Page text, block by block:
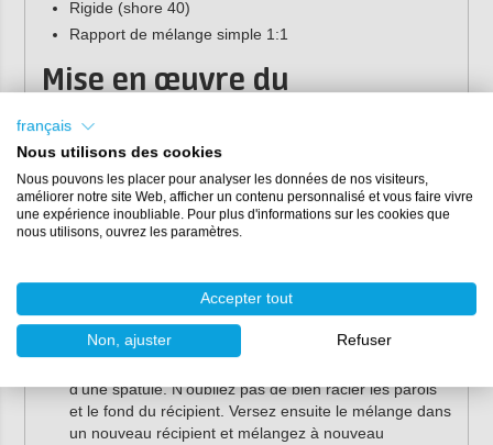
Rigide (shore 40)
Rapport de mélange simple 1:1
Mise en œuvre du
caoutchouc de moulage
silicone
Le caoutchouc de moulage silicone est facile à utiliser
grâce à son rapport de mélange 1:1. Suivez les étapes ci-
dessous pour obtenir un résultat parfait.
Pesez avec précision la base (composant A) et le
durcisseur (composant B) à l'aide d'une balance dans
un rapport de mélange de 1:1.
Mélangez soigneusement les deux composants
d'une spatule. N'oubliez pas de bien racler les parois
et le fond du récipient. Versez ensuite le mélange dans
un nouveau récipient et mélangez à nouveau
français
Nous utilisons des cookies
Nous pouvons les placer pour analyser les données de nos visiteurs,
améliorer notre site Web, afficher un contenu personnalisé et vous faire vivre
une expérience inoubliable. Pour plus d'informations sur les cookies que
nous utilisons, ouvrez les paramètres.
Accepter tout
Non, ajuster Refuser